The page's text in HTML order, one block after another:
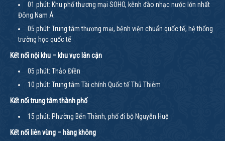
01 phút: Khu phố thương mại SOHO, kênh đào nhạc nước lớn nhất
Đông Nam Á
05 phút: Trung tâm thương mại, bệnh viện chuẩn quốc tế, hệ thống
trường học quốc tế
Kết nối nội khu – khu vực lân cận
05 phút: Thảo Điền
10 phút: Trung tâm Tài chính Quốc tế Thủ Thiêm
Kết nối trung tâm thành phố
15 phút: Phường Bến Thành, phố đi bộ Nguyễn Huệ
Kết nối liên vùng – hàng không